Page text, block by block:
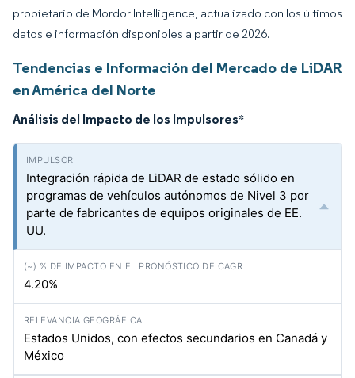
propietario de Mordor Intelligence, actualizado con los últimos
datos e información disponibles a partir de 2026.
Tendencias e Información del Mercado de LiDAR
en América del Norte
Análisis del Impacto de los Impulsores*
Integración rápida de LiDAR de estado sólido en
programas de vehículos autónomos de Nivel 3 por
parte de fabricantes de equipos originales de EE.
UU.
4.20%
Estados Unidos, con efectos secundarios en Canadá y
México